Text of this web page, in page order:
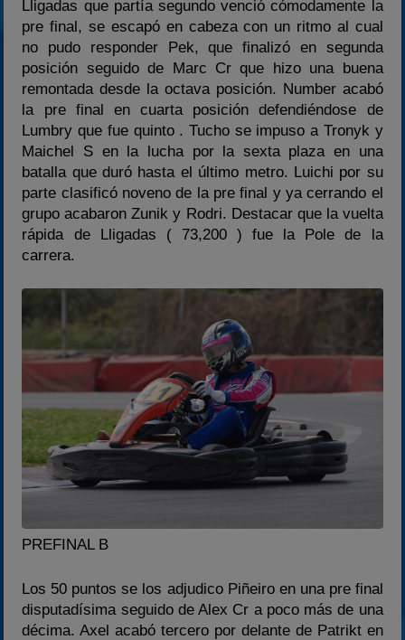
Lligadas que partía segundo venció cómodamente la
pre final, se escapó en cabeza con un ritmo al cual
no pudo responder Pek, que finalizó en segunda
posición seguido de Marc Cr que hizo una buena
remontada desde la octava posición. Number acabó
la pre final en cuarta posición defendiéndose de
Lumbry que fue quinto . Tucho se impuso a Tronyk y
Maichel S en la lucha por la sexta plaza en una
batalla que duró hasta el último metro. Luichi por su
parte clasificó noveno de la pre final y ya cerrando el
grupo acabaron Zunik y Rodri. Destacar que la vuelta
rápida de Lligadas ( 73,200 ) fue la Pole de la
carrera.
PREFINAL B
Los 50 puntos se los adjudico Piñeiro en una pre final
disputadísima seguido de Alex Cr a poco más de una
décima. Axel acabó tercero por delante de Patrikt en